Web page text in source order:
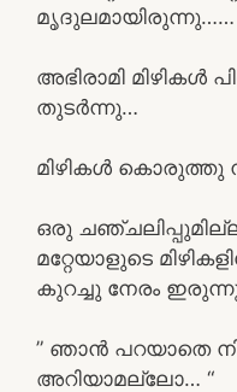
മൃദുലമായിരുന്നു……
അഭിരാമി മിഴികൾ
തുടർന്നു…
മിഴികൾ കൊരുത്തു
ഒരു
മറ്റേയാളുടെ
കുറച്ചു നേരം
” ഞാൻ പറയാതെ
അറിയാമല്ലോ… “